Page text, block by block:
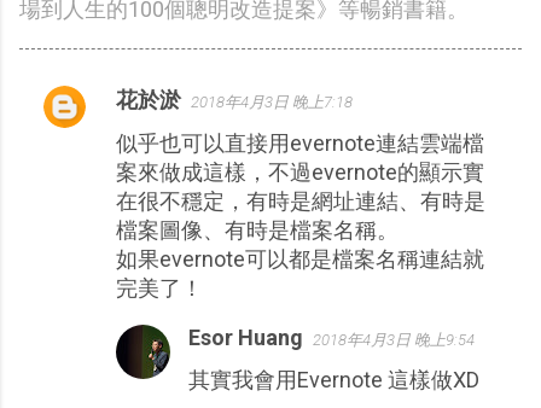
場到人生的100個聰明改造提案》等暢銷書籍。
留
花於淤 2018年4月3日 晚上7:18
似乎也可以直接用evernote連結雲端檔
案來做成這樣，不過evernote的顯示實
在很不穩定，有時是網址連結、有時是
檔案圖像、有時是檔案名稱。
如果evernote可以都是檔案名稱連結就
完美了！
Esor Huang 2018年4月3日 晚上9:54
其實我會用Evernote 這樣做XD